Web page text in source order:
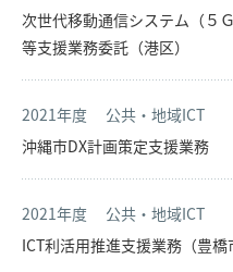
次世代移動通信システム（５
等支援業務委託（港区）
2021年度
公共・地域ICT
沖縄市DX計画策定支援業務
2021年度
公共・地域ICT
ICT利活用推進支援業務（豊橋